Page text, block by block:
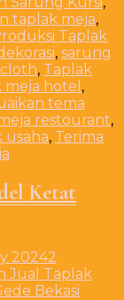
taplak meja,
Taplak
, sarung
, Taplak
hotel ,
tema
restourant,
, Terima
Ketat
20242
Jual Taplak
Bekasi